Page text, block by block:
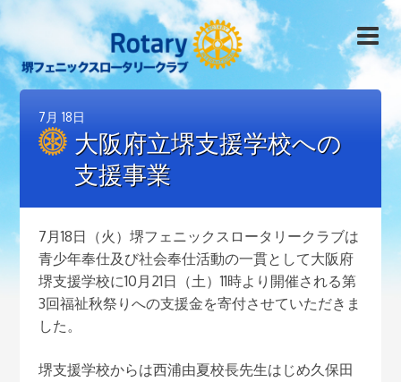
7月 18日
大阪府立堺支援学校への
支援事業
7月18日（火）堺フェニックスロータリークラブは
青少年奉仕及び社会奉仕活動の一貫として大阪府
堺支援学校に10月21日（土）11時より開催される第
3回福祉秋祭りへの支援金を寄付させていただきま
した。
堺支援学校からは西浦由夏校長先生はじめ久保田